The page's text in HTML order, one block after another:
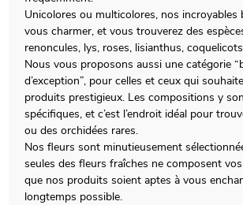
Unicolores ou multicolores, nos
vous charmer, et vous trouverez des
renoncules, lys, roses, lisianthus,
Nous vous proposons aussi une catégorie
d’exception”, pour celles et ceux qui
produits prestigieux. Les compositions y
spécifiques, et c’est l’endroit idéal pour
ou des orchidées rares.
Nos fleurs sont minutieusement
seules des fleurs fraîches ne composent
que nos produits soient aptes à vous
longtemps possible.